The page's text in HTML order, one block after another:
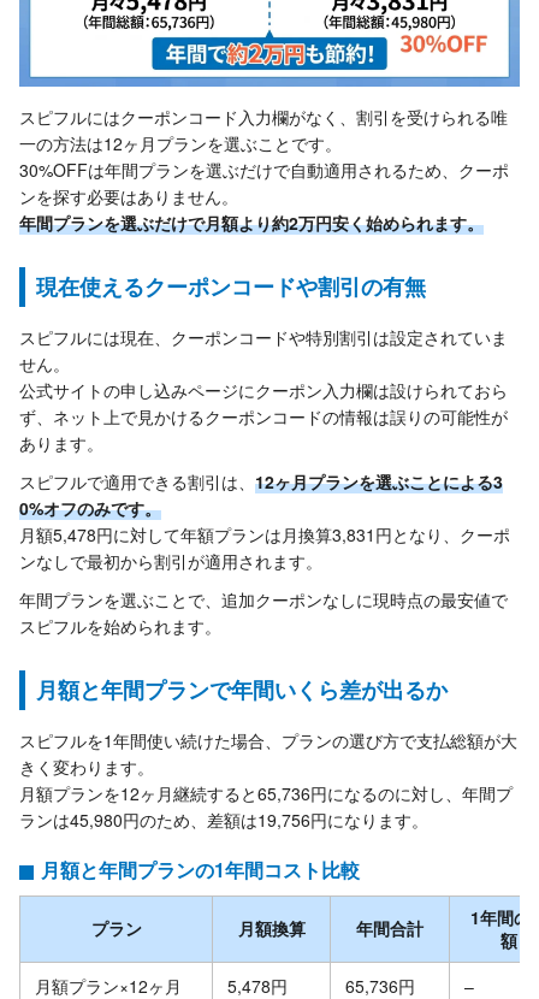
スピフルにはクーポンコード入力欄がなく、割引を受けられる唯
一の方法は12ヶ月プランを選ぶことです。
30%OFFは年間プランを選ぶだけで自動適用されるため、クーポ
ンを探す必要はありません。
年間プランを選ぶだけで月額より約2万円安く始められます。
現在使えるクーポンコードや割引の有無
スピフルには現在、クーポンコードや特別割引は設定されていま
せん。
公式サイトの申し込みページにクーポン入力欄は設けられておら
ず、ネット上で見かけるクーポンコードの情報は誤りの可能性が
あります。
スピフルで適用できる割引は、 12ヶ月プランを選ぶことによる3
0%オフのみです。
月額5,478円に対して年額プランは月換算3,831円となり、クーポ
ンなしで最初から割引が適用されます。
年間プランを選ぶことで、追加クーポンなしに現時点の最安値で
スピフルを始められます。
月額と年間プランで年間いくら差が出るか
スピフルを1年間使い続けた場合、プランの選び方で支払総額が大
きく変わります。
月額プランを12ヶ月継続すると65,736円になるのに対し、年間プ
ランは45,980円のため、差額は19,756円になります。
月額と年間プランの1年間コスト比較
プラン 月額換算 年間合計
1年間の
額
月額プラン×12ヶ月
5,478円 65,736円
–